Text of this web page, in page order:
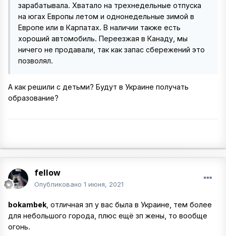
зарабатывала. Хватало на трехнедельные отпуска
на югах Европы летом и однонедельные зимой в
Европе или в Карпатах. В наличии также есть
хороший автомобиль. Переезжая в Канаду, мы
ничего не продавали, так как запас сбережений это
позволял.
А как решили с детьми? Будут в Украине получать
образование?
fellow
Опубликовано 1 июня, 2021
bokambek , отличная зп у вас была в Украине, тем более
для небольшого города, плюс ещё зп жены, то вообще
огонь.